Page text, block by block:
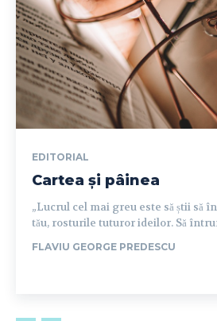
EDITORIAL
Cartea și pâinea
„Lucrul cel mai greu este să știi să
tău, rosturile tuturor ideilor. Să
FLAVIU GEORGE PREDESCU